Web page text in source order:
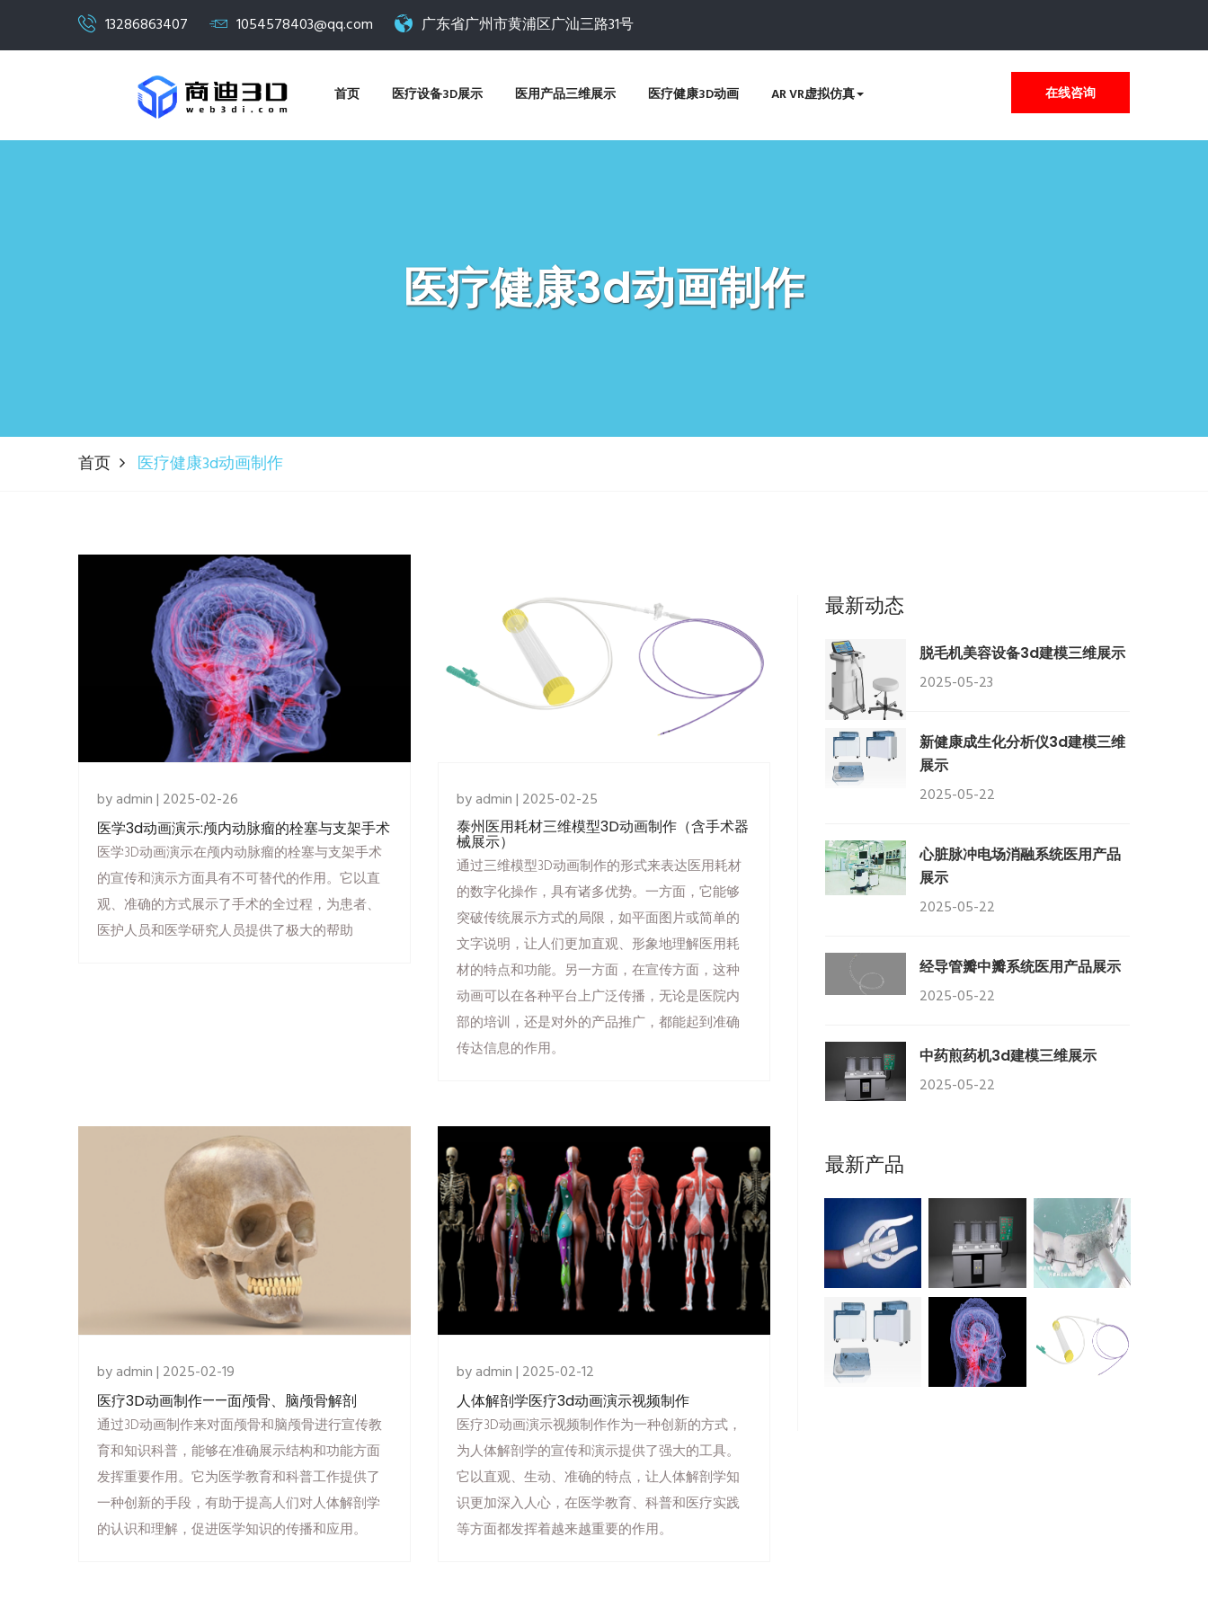
13286863407 1054578403@qq.com 广东省广州市黄浦区广汕三路31号
首页 医疗设备3D展示 医用产品三维展示 医疗健康3D动画 AR VR虚拟仿真 在线咨询
医疗健康3d动画制作
首页 医疗健康3d动画制作
by admin | 2025-02-26
医学3d动画演示:颅内动脉瘤的栓塞与支架手术
医学3D动画演示在颅内动脉瘤的栓塞与支架手术
的宣传和演示方面具有不可替代的作用。它以直
观、准确的方式展示了手术的全过程，为患者、
医护人员和医学研究人员提供了极大的帮助
by admin | 2025-02-25
泰州医用耗材三维模型3D动画制作（含手术器
械展示）
通过三维模型3D动画制作的形式来表达医用耗材
的数字化操作，具有诸多优势。一方面，它能够
突破传统展示方式的局限，如平面图片或简单的
文字说明，让人们更加直观、形象地理解医用耗
材的特点和功能。另一方面，在宣传方面，这种
动画可以在各种平台上广泛传播，无论是医院内
部的培训，还是对外的产品推广，都能起到准确
传达信息的作用。
by admin | 2025-02-19
医疗3D动画制作——​面颅骨、脑颅骨解剖
通过3D动画制作来对面颅骨和脑颅骨进行宣传教
育和知识科普，能够在准确展示结构和功能方面
发挥重要作用。它为医学教育和科普工作提供了
一种创新的手段，有助于提高人们对人体解剖学
的认识和理解，促进医学知识的传播和应用。
by admin | 2025-02-12
人体解剖学医疗3d动画演示视频制作
医疗3D动画演示视频制作作为一种创新的方式，
为人体解剖学的宣传和演示提供了强大的工具。
它以直观、生动、准确的特点，让人体解剖学知
识更加深入人心，在医学教育、科普和医疗实践
等方面都发挥着越来越重要的作用。
最新动态
脱毛机美容设备3d建模三维展示
2025-05-23
新健康成生化分析仪3d建模三维
展示
2025-05-22
‌心脏脉冲电场消融系统医用产品
展示
2025-05-22
经导管瓣中瓣系统医用产品展示
2025-05-22
中药煎药机3d建模三维展示
2025-05-22
最新产品